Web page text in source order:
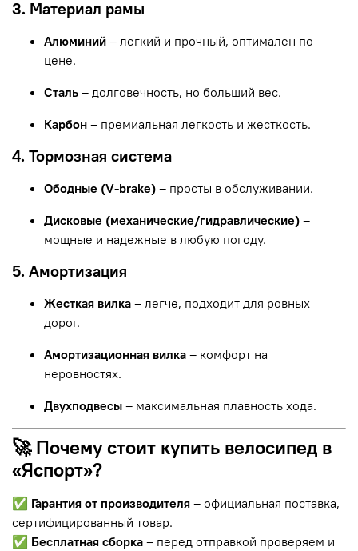
3. Материал рамы
Алюминий – легкий и прочный, оптимален по
цене.
Сталь – долговечность, но больший вес.
Карбон – премиальная легкость и жесткость.
4. Тормозная система
Ободные (V-brake) – просты в обслуживании.
Дисковые (механические/гидравлические) –
мощные и надежные в любую погоду.
5. Амортизация
Жесткая вилка – легче, подходит для ровных
дорог.
Амортизационная вилка – комфорт на
неровностях.
Двухподвесы – максимальная плавность хода.
🚀 Почему стоит купить велосипед в
«Яспорт»?
✅ Гарантия от производителя – официальная поставка,
сертифицированный товар.
✅ Бесплатная сборка – перед отправкой проверяем и